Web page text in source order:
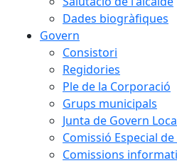
Dades biogràfiques
Govern
Consistori
Regidories
Ple de la Corporació
Grups municipals
Junta de Govern
Comissió Especial
Comissions